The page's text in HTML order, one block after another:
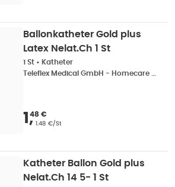
Ballonkatheter Gold plus
Latex Nelat.Ch 1 St
1 St • Katheter
Verkaufspreis
1,
48 €
Grundpreis
1.48 €/St
Katheter Ballon Gold plus
Nelat.Ch 14 5- 1 St